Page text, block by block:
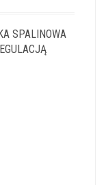
SPALINOWA